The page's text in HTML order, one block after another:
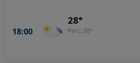
18:00
28°
Perc. 30°
—